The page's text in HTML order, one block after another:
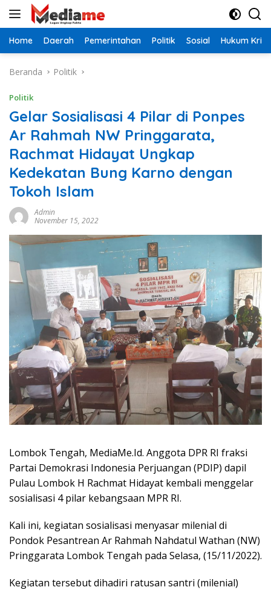
Langsung
Home Daerah Pemerintahan Politik Sosial Hukum
Beranda Politik
Politik
Gelar Sosialisasi 4 Pilar di Ponpes
Ar Rahmah NW Pringgarata,
Rachmat Hidayat Ungkap
Kedekatan Bung Karno dengan
Tokoh Islam
Admin
November 15, 2022
Lombok Tengah, MediaMe.Id. Anggota DPR RI fraksi
Partai Demokrasi Indonesia Perjuangan (PDIP) dapil
Pulau Lombok H Rachmat Hidayat kembali menggelar
sosialisasi 4 pilar kebangsaan MPR RI.
Kali ini, kegiatan sosialisasi menyasar milenial di
Pondok Pesantrean Ar Rahmah Nahdatul Wathan (NW)
Pringgarata Lombok Tengah pada Selasa, (15/11/2022).
Kegiatan tersebut dihadiri ratusan santri (milenial)